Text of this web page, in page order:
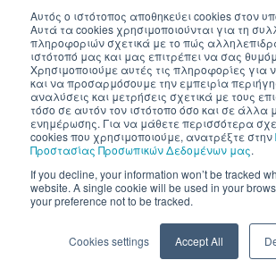
Αυτός ο ιστότοπος αποθηκεύει cookies στον
Αυτά τα cookies χρησιμοποιούνται για τη
πληροφοριών σχετικά με το πώς
ιστότοπό μας και μας επιτρέπει να σας
Χρησιμοποιούμε αυτές τις πληροφορίες για
και να προσαρμόσουμε την εμπειρία
αναλύσεις και μετρήσεις σχετικά με τους
τόσο σε αυτόν τον ιστότοπο όσο και σε άλλα
ενημέρωσης. Για να μάθετε περισσότερα
cookies που χρησιμοποιούμε, ανατρέξτε στην
Προστασίας Προσωπικών Δεδομένων μας.
If you decline, your information won’t be tracked
website. A single cookie will be used in your
your preference not to be tracked.
Cookies settings Accept All